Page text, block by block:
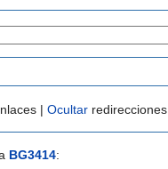
| Ocultar redirecciones
BG3414: